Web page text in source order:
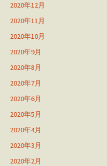
2020年12月
2020年11月
2020年10月
2020年9月
2020年8月
2020年7月
2020年6月
2020年5月
2020年4月
2020年3月
2020年2月